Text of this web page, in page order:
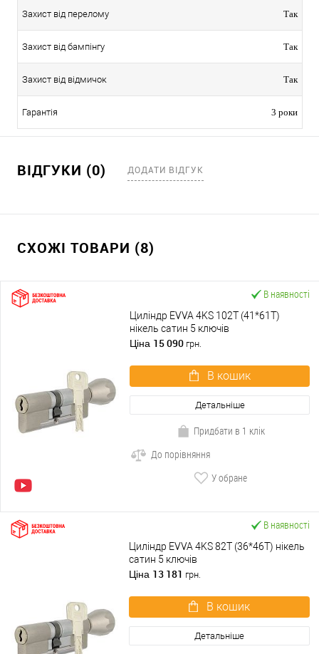
Захист від перелому Так
Захист від бампінгу Так
Захист від відмичок Так
Гарантія 3 роки
ВІДГУКИ (0) ДОДАТИ ВІДГУК
СХОЖІ ТОВАРИ (8)
В наявності
Циліндр EVVA 4KS 102T (41*61T)
нікель сатин 5 ключів
Ціна 15 090 грн.
В кошик
Детальніше
Придбати в 1 клік
До порівняння
У обране
В наявності
Циліндр EVVA 4KS 82T (36*46T) нікель
сатин 5 ключів
Ціна 13 181 грн.
В кошик
Детальніше